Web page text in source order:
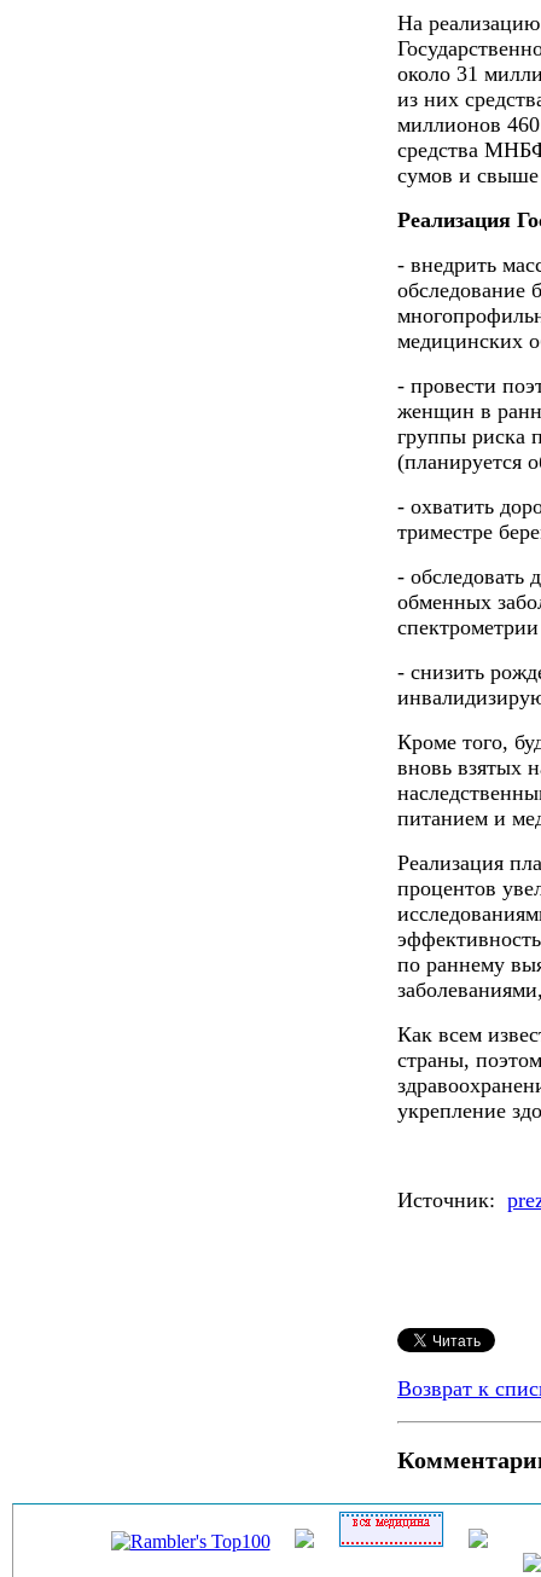
На
около 31
из них
миллионов
средства
сумов и
Реализация
- внедрить
обследование
медицинских
- провести
женщин в
группы риска
(планируется
- охватить
триместре
- обследовать
обменных
- снизить
Кроме того,
вновь взятых
питанием и
Реализация
процентов
по раннему
Как всем
страны,
укрепление
Источник:
Возврат к